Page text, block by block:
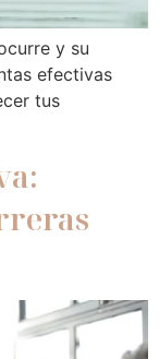
y su
efectivas
tus